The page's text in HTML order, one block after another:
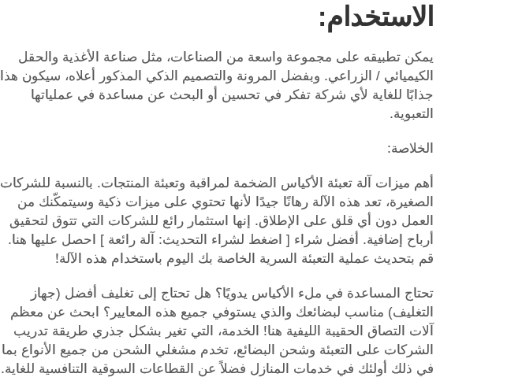
الاستخدام:
يمكن تطبيقه على مجموعة واسعة من الصناعات، مثل صناعة الأغذية والحقل
الكيميائي / الزراعي. وبفضل المرونة والتصميم الذكي المذكور أعلاه، سيكون هذا
جذابًا للغاية لأي شركة تفكر في تحسين أو البحث عن مساعدة في عملياتها
التعبوية.
الخلاصة:
أهم ميزات آلة تعبئة الأكياس الضخمة لمراقبة وتعبئة المنتجات. بالنسبة للشركات
الصغيرة، تعد هذه الآلة رهانًا جيدًا لأنها تحتوي على ميزات ذكية وسيتمكّنك من
العمل دون أي قلق على الإطلاق. إنها استثمار رائع للشركات التي تتوق لتحقيق
أرباح إضافية. أفضل شراء [ اضغط لشراء التحديث: آلة رائعة ] احصل عليها هنا.
قم بتحديث عملية التعبئة السرية الخاصة بك اليوم باستخدام هذه الآلة!
تحتاج المساعدة في ملء الأكياس يدويًا؟ هل تحتاج إلى تغليف أفضل (جهاز
التغليف) مناسب لبضائعك والذي يستوفي جميع هذه المعايير؟ ابحث عن معظم
آلات التصاق الحقيبة الليفية هنا! الخدمة، التي تغير بشكل جذري طريقة تدريب
الشركات على التعبئة وشحن البضائع، تخدم مشغلي الشحن من جميع الأنواع بما
في ذلك أولئك في خدمات المنازل فضلاً عن القطاعات السوقية التنافسية للغاية.